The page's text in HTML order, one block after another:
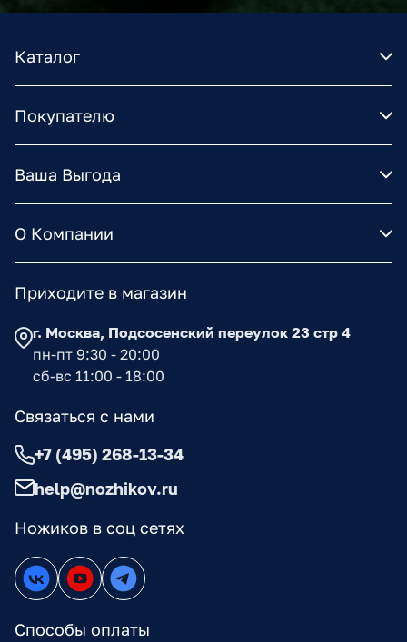
Каталог
Покупателю
Ваша Выгода
О Компании
Ножиков в соц сетях
Способы оплаты
Приходите в магазин
г. Москва, Подсосенский переулок 23 стр 4
пн-пт 9:30 - 20:00
сб-вс 11:00 - 18:00
Связаться с нами
+7 (495) 268-13-34
help@nozhikov.ru